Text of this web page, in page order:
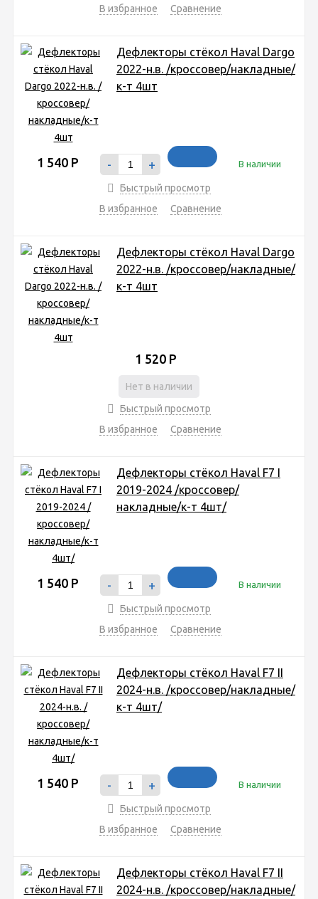
В избранное
Сравнение
Дефлекторы стёкол Haval Dargo
2022-н.в. /кроссовер/накладные/
к-т 4шт
1 540 Р - + В наличии
Быстрый просмотр
В избранное
Сравнение
Дефлекторы стёкол Haval Dargo
2022-н.в. /кроссовер/накладные/
к-т 4шт
1 520 Р
Нет в наличии
Быстрый просмотр
В избранное
Сравнение
Дефлекторы стёкол Haval F7 I
2019-2024 /кроссовер/
накладные/к-т 4шт/
1 540 Р - + В наличии
Быстрый просмотр
В избранное
Сравнение
Дефлекторы стёкол Haval F7 II
2024-н.в. /кроссовер/накладные/
к-т 4шт/
1 540 Р - + В наличии
Быстрый просмотр
В избранное
Сравнение
Дефлекторы стёкол Haval F7 II
2024-н.в. /кроссовер/накладные/